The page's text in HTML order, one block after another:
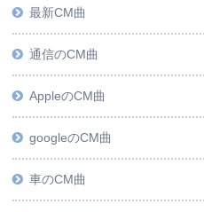
最新CM曲
通信のCM曲
AppleのCM曲
googleのCM曲
車のCM曲